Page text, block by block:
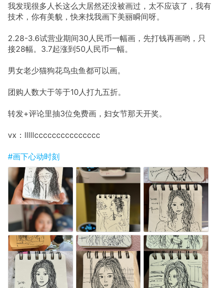
我发现很多人长这么大居然还没被画过，太不应该了，我有
技术，你有美貌，快来找我画下美丽瞬间呀。
2.28-3.6试营业期间30人民币一幅画，先打钱再画哟，只
接28幅。3.7起涨到50人民币一幅。
男女老少猫狗花鸟虫鱼都可以画。
团购人数大于等于10人打九五折。
转发+评论里抽3位免费画，妇女节那天开奖。
vx：lllllccccccccccccccc
#画下心动时刻